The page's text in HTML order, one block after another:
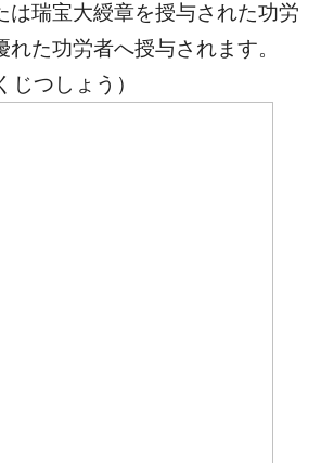
は瑞宝大綬章を授与された功労
た功労者へ授与されます。
じつしょう）